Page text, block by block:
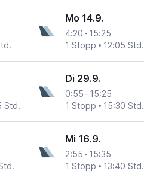
Mo 14.9.
4:20 - 15:25
1 Stopp
12:05 Std.
Std.
Di 29.9.
0:55 - 15:25
1 Stopp
15:30 Std.
Mi 16.9.
2:55 - 15:35
1 Stopp
13:40 Std.